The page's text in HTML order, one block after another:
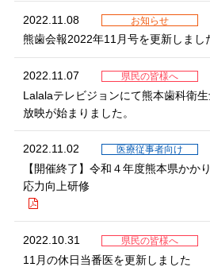
2022.11.08 お知らせ
熊歯会報2022年11月号を更新しまし
2022.11.07 県民の皆様へ
Lalalaテレビジョンにて熊本歯科衛
放映が始まりました。
2022.11.02 医療従事者向け
【開催終了】令和４年度熊本県かか
応力向上研修
2022.10.31 県民の皆様へ
11月の休日当番医を更新しました